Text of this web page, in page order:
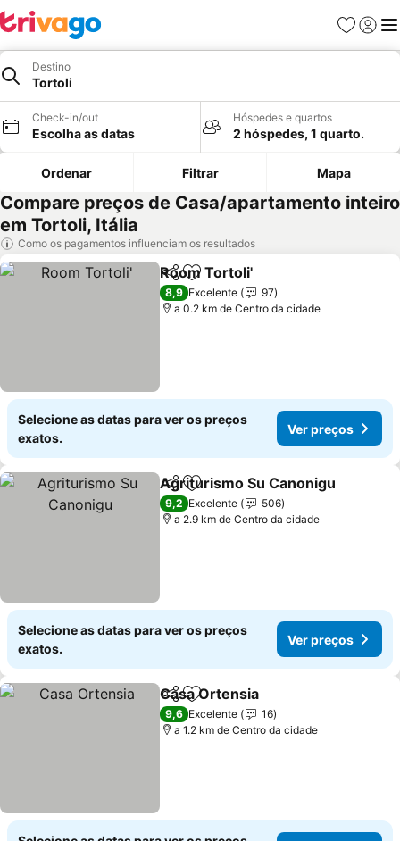
Favoritos
Iniciar
Destino
Tortoli
Check-in/out
Escolha as datas
Hóspedes e quartos
2 hóspedes, 1 quarto.
Ordenar Filtrar Mapa
Compare preços de Casa/apartamento inteiro
em Tortoli, Itália
Como os pagamentos influenciam os resultados
PartilharAdicionar aos favoritos
Room Tortoli'
8,9 Excelente
97
a 0.2 km de Centro da cidade
Selecione as datas para ver os preços
exatos.
Ver preços
PartilharAdicionar aos favoritos
Agriturismo Su Canonigu
9,2 Excelente
506
a 2.9 km de Centro da cidade
Selecione as datas para ver os preços
exatos.
Ver preços
PartilharAdicionar aos favoritos
Casa Ortensia
9,6 Excelente
16
a 1.2 km de Centro da cidade